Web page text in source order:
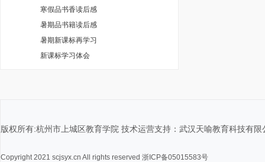
寒假品书香读后感
暑期品书籍读后感
暑期新课标再学习
新课标学习体会
版权所有:杭州市上城区教育学院 技术运营支持：武汉天喻教育科技有限
Copyright 2021 scjsyx.cn All rights reserved 浙ICP备05015583号